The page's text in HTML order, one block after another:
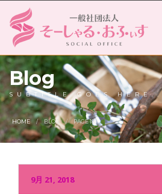
Blog
SUBTITLE GOES HERE..
HOME BLOG PAGE 18
9月 21, 2018